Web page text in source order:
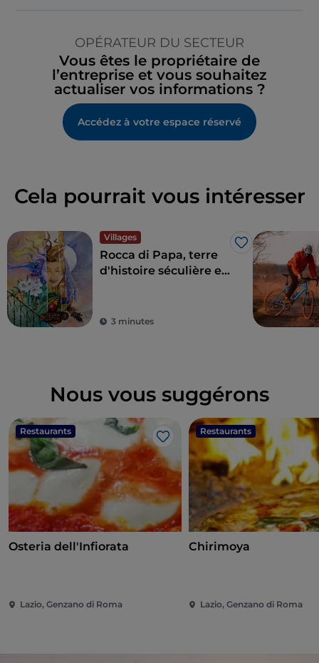
OPÉRATEUR DU SECTEUR
Vous êtes le propriétaire de
l’entreprise et vous souhaitez
actualiser vos informations ?
Accédez à votre espace réservé
Cela pourrait vous intéresser
Villages
J’aime
Rocca di Papa, terre
d'histoire séculière et
3 minutes
Nous vous suggérons
Restaurants
J’aime
Osteria dell'Infiorata
Lazio, Genzano di Roma
Restaurants
Chirimoya
Lazio, Genzano di Roma